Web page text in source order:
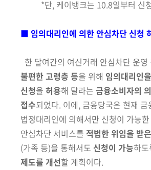
*단, 케이뱅크는 10.8일부터 신
■ 임의대리인에 의한 안심차단 신청
한 달여간의 여신거래 안심차단 운영
불편한 고령층 등을 위해 임의대리인
신청을 허용해 달라는 금융소비자의
접수되었다. 이에, 금융당국은 현재 금
법정대리인에 의해서만 신청이 가능
안심차단 서비스를 적법한 위임을 받은
(가족 등)을 통해서도 신청이 가능하도
제도를 개선할 계획이다.